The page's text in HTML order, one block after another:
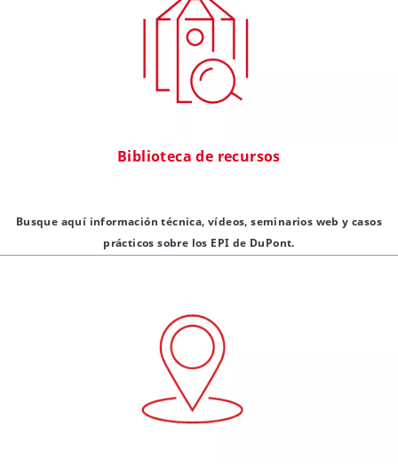
Biblioteca de recursos
Busque aquí información técnica, vídeos, seminarios web y casos
prácticos sobre los EPI de DuPont.